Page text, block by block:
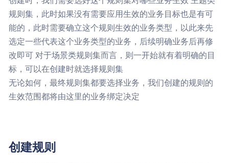
规则集，此时如果没有需要应用生效的业务目标也是有可
能的，此时需要确立这个规则生效的业务类型，以此来先
选定一些代表这个业务类型的业务，后续明确业务后再修
改即可 对于场景类规则集而言，则一开始就有着明确的目
标，可以在创建时就选择规则集
无论如何，最终规则集都要选择业务，我们创建的规则的
生效范围都将由这里的业务绑定决定
创建规则